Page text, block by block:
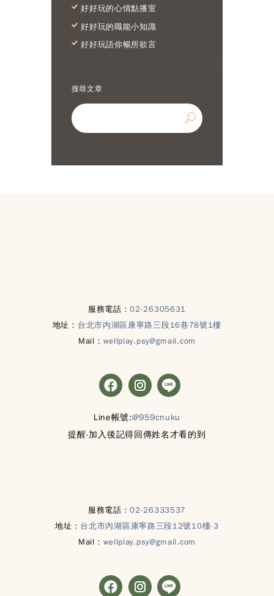
好好玩的心情點播室
好好玩的職能小知識
好好玩語你暢所欲言
搜尋文章
服務電話：02-26305631
地址： 台北市內湖區康寧路三段16巷78號1樓
Mail： wellplay.psy@gmail.com
Line帳號:@959cnuku
提醒-加入後記得回傳姓名才看的到
服務電話：02-26333537
地址： 台北市內湖區康寧路三段12號10樓-3
Mail： wellplay.psy@gmail.com